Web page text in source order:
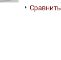
• Сравнить